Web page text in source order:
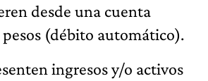
desde una cuenta
(débito automático).
ingresos y/o activos